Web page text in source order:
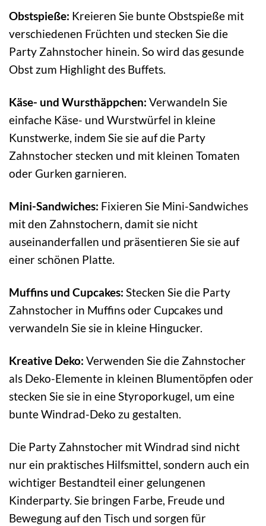
Obstspieße: Kreieren Sie bunte Obstspieße mit
verschiedenen Früchten und stecken Sie die
Party Zahnstocher hinein. So wird das gesunde
Obst zum Highlight des Buffets.
Käse- und Wursthäppchen: Verwandeln Sie
einfache Käse- und Wurstwürfel in kleine
Kunstwerke, indem Sie sie auf die Party
Zahnstocher stecken und mit kleinen Tomaten
oder Gurken garnieren.
Mini-Sandwiches: Fixieren Sie Mini-Sandwiches
mit den Zahnstochern, damit sie nicht
auseinanderfallen und präsentieren Sie sie auf
einer schönen Platte.
Muffins und Cupcakes: Stecken Sie die Party
Zahnstocher in Muffins oder Cupcakes und
verwandeln Sie sie in kleine Hingucker.
Kreative Deko: Verwenden Sie die Zahnstocher
als Deko-Elemente in kleinen Blumentöpfen oder
stecken Sie sie in eine Styroporkugel, um eine
bunte Windrad-Deko zu gestalten.
Die Party Zahnstocher mit Windrad sind nicht
nur ein praktisches Hilfsmittel, sondern auch ein
wichtiger Bestandteil einer gelungenen
Kinderparty. Sie bringen Farbe, Freude und
Bewegung auf den Tisch und sorgen für